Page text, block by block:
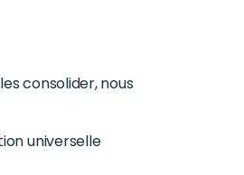
consolider, nous
universelle